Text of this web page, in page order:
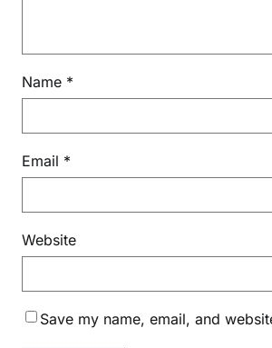
Name *
Email *
Website
Save my name, email, and